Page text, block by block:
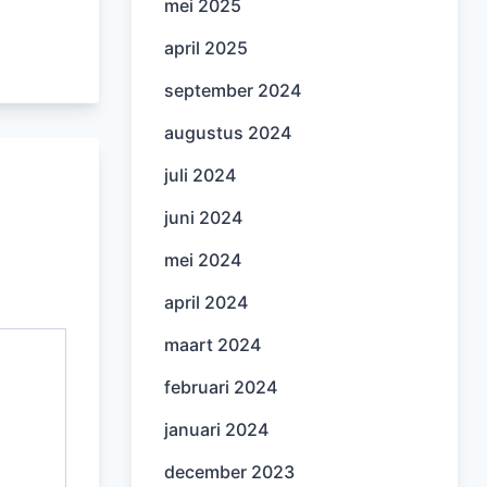
mei 2025
april 2025
september 2024
augustus 2024
juli 2024
juni 2024
mei 2024
april 2024
maart 2024
februari 2024
januari 2024
december 2023